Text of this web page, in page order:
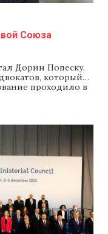
Союза
Дорин Попеску.
который
проходило в
и
коллег.
Виеру на своей